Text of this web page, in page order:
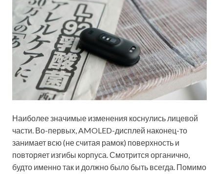
Наиболее значимые изменения коснулись лицевой
части. Во-первых, AMOLED-дисплей наконец-то
занимает всю (не считая рамок) поверхность и
повторяет изгибы корпуса. Смотрится органично,
будто именно так и должно было быть всегда. Помимо